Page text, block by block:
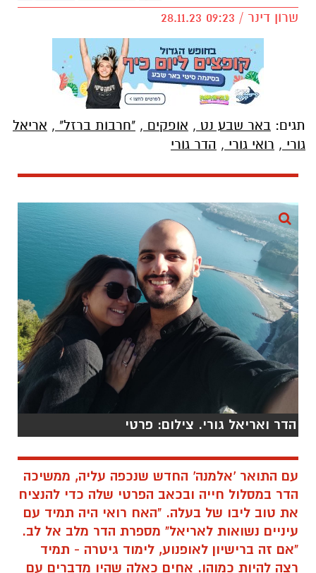
שרון דינר / 09:23 28.11.23
תגים: באר שבע נט , אופקים , "חרבות ברזל" , אריאל
גורי , רואי גורי , הדר גורי
הדר ואריאל גורי. צילום: פרטי
עם התואר 'אלמנה' החדש שנכפה עליה, ממשיכה
הדר במסלול חייה ובכאב הפרטי שלה כדי להנציח
את טוב ליבו של בעלה. "האח רואי היה תמיד עם
עיניים נשואות לאריאל" מספרת הדר מלב אל לב.
"אם זה ברישיון לאופנוע, לימוד גיטרה - תמיד
רצה להיות כמוהו. אחים כאלה שהיו מדברים עם